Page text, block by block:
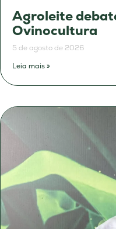
Agroleite
Ovinocultura
5 de agosto de 2026
Leia mais »